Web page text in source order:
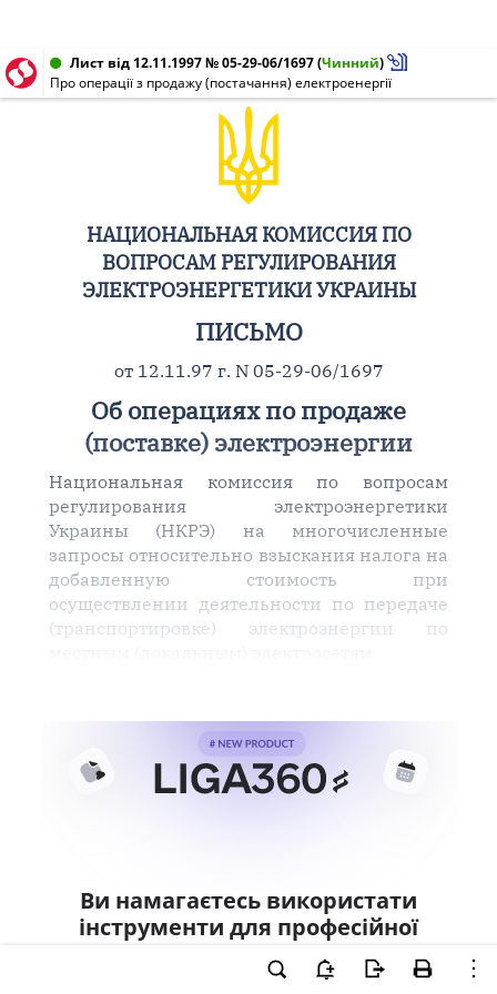
Лист від 12.11.1997 № 05-29-06/1697(Чинний)
Про операції з продажу (постачання) електроенергії
НАЦИОНАЛЬНАЯ КОМИССИЯ ПО
ВОПРОСАМ РЕГУЛИРОВАНИЯ
ЭЛЕКТРОЭНЕРГЕТИКИ УКРАИНЫ
ПИСЬМО
от 12.11.97 г. N 05-29-06/1697
Об операциях по продаже
(поставке) электроэнергии
Национальная комиссия по вопросам
регулирования электроэнергетики
Украины (НКРЭ) на многочисленные
запросы относительно взыскания налога на
добавленную стоимость при
осуществлении деятельности по передаче
(транспортировке) электроэнергии по
Ви намагаєтесь використати
інструменти для професійної
роботи з документом.
Ці можливості доступні тільки користувачам